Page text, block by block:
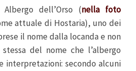
Albergo dell’Orso (nella foto
attuale di Hostaria), uno dei
il nome dalla locanda e non
stessa del nome che l’albergo
interpretazioni: secondo alcuni